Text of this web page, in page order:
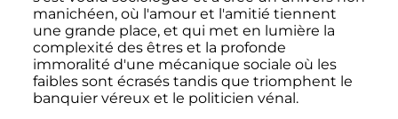
manichéen, où l'amour et l'amitié tiennent
une grande place, et qui met en lumière la
complexité des êtres et la profonde
immoralité d'une mécanique sociale où les
faibles sont écrasés tandis que triomphent le
banquier véreux et le politicien vénal.